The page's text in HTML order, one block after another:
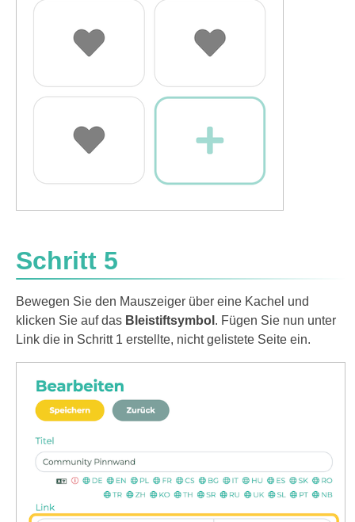
Schritt 5
Bewegen Sie den Mauszeiger über eine Kachel und
klicken Sie auf das Bleistiftsymbol . Fügen Sie nun unter
Link die in Schritt 1 erstellte, nicht gelistete Seite ein.